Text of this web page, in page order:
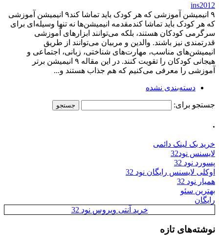
ins2012
۹ انیمیشن آموزشی که هر کودک باید تماشا کند۹ انیمیشن آموزشی
که هر کودک باید تماشا کندمقدمه انیمیشن‌ها نه تنها وسیله‌ای برای
سرگرمی کودکان هستند، بلکه می‌توانند ابزارهای آموزشی
قدرتمندی نیز باشند. والدین و مربیان می‌توانند از طریق
انیمیشن‌های مناسب، مهارت‌های شناختی، زبانی، اجتماعی و
هیجانی کودکان را تقویت کنند. در این مقاله ۹ انیمیشن برتر
آموزشی را معرفی می‌کنیم که هم جذاب هستند و...
دسته‌بندی نشده
جستجو برای:
.
خرید بک لینک دائمی
لایسنس نود32
پسورد نود 32
اوکلی لایسنس رایگان نود 32
همیار نود 32
بهترین سئو
رایگان
خرید آنتی ویروس نود 32
نوشته‌های تازه